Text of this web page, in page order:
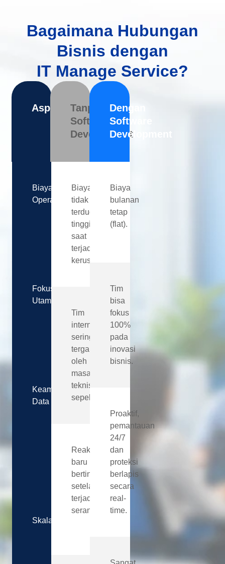
Bagaimana Hubungan
Bisnis dengan
IT Manage Service?
Aspek
Biaya
Operasional
Fokus
Utama
Keamanan
Data
Skalabilitas
Tanpa
Software
Development
Biaya
tidak
terduga
tinggi
saat
terjadi
kerusakan.
Tim
internal
sering
terganggu
oleh
masalah
teknis
sepele.
Reaktif,
baru
bertindak
setelah
terjadi
serangan.
Dengan
Software
Development
Biaya
bulanan
tetap
(flat).
Tim
bisa
fokus
100%
pada
inovasi
bisnis.
Proaktif,
pemantauan
24/7
dan
proteksi
berlapis
secara
real-
time.